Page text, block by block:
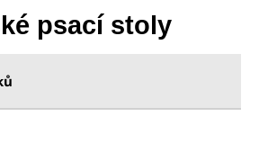
psací stoly